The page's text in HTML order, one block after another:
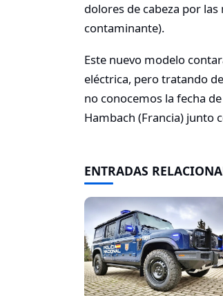
dolores de cabeza por
contaminante).
Este nuevo modelo
eléctrica, pero tratando
no conocemos la fecha
Hambach (Francia) junto
ENTRADAS